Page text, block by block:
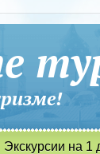
Экскурсии на 1